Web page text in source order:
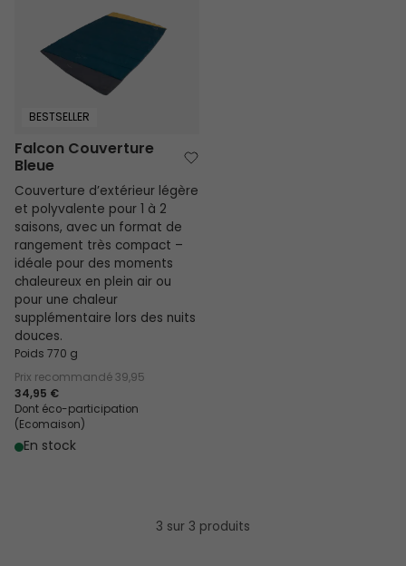
BESTSELLER
Falcon Couverture
Bleue
Couverture d’extérieur légère
et polyvalente pour 1 à 2
saisons, avec un format de
rangement très compact –
idéale pour des moments
chaleureux en plein air ou
pour une chaleur
supplémentaire lors des nuits
douces.
Poids 770 g
Prix recommandé 39,95
34,95 €
Dont éco-participation
(Ecomaison)
En stock
3 sur 3 produits